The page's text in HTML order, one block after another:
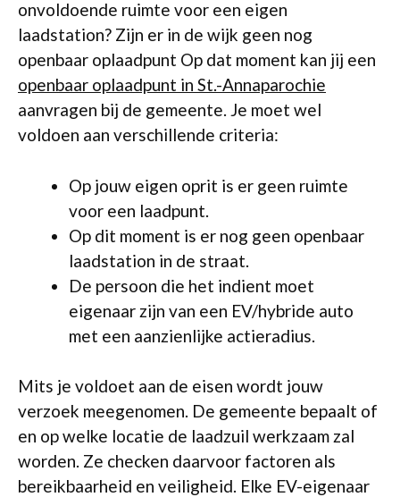
onvoldoende ruimte voor een eigen
laadstation? Zijn er in de wijk geen nog
openbaar oplaadpunt Op dat moment kan jij een
openbaar oplaadpunt in St.-Annaparochie
aanvragen bij de gemeente. Je moet wel
voldoen aan verschillende criteria:
Op jouw eigen oprit is er geen ruimte
voor een laadpunt.
Op dit moment is er nog geen openbaar
laadstation in de straat.
De persoon die het indient moet
eigenaar zijn van een EV/hybride auto
met een aanzienlijke actieradius.
Mits je voldoet aan de eisen wordt jouw
verzoek meegenomen. De gemeente bepaalt of
en op welke locatie de laadzuil werkzaam zal
worden. Ze checken daarvoor factoren als
bereikbaarheid en veiligheid. Elke EV-eigenaar